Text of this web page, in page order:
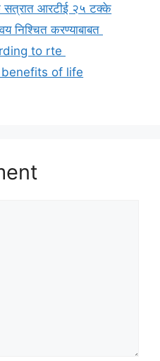
आरटीई २५ टक्के
निश्चित करण्याबाबत
to rte
benefits of life